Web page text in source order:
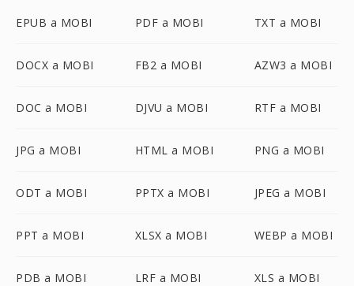
EPUB a MOBI PDF a MOBI TXT a MOBI
DOCX a MOBI FB2 a MOBI AZW3 a MOBI
DOC a MOBI DJVU a MOBI RTF a MOBI
JPG a MOBI HTML a MOBI PNG a MOBI
ODT a MOBI PPTX a MOBI JPEG a MOBI
PPT a MOBI XLSX a MOBI WEBP a MOBI
PDB a MOBI LRF a MOBI XLS a MOBI